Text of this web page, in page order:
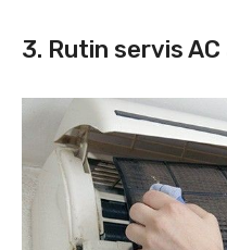
3. Rutin servis